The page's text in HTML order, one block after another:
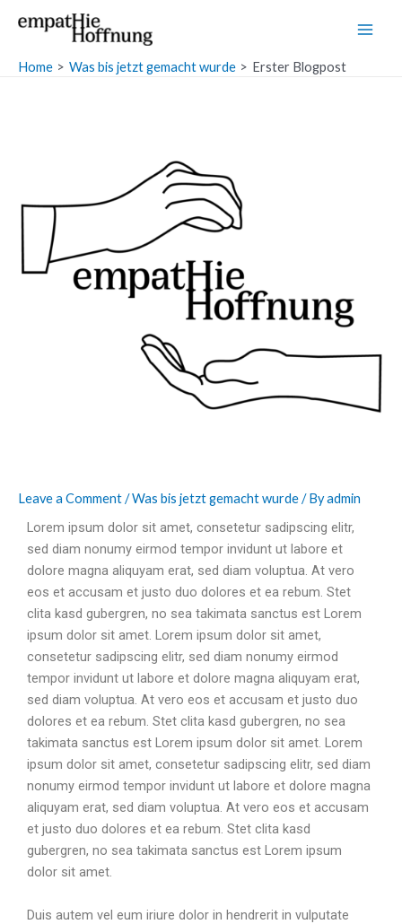
Home Was bis jetzt gemacht wurde Erster Blogpost
Leave a Comment/Was bis jetzt gemacht wurde/ Byadmin
Lorem ipsum dolor sit amet, consetetur sadipscing elitr,
sed diam nonumy eirmod tempor invidunt ut labore et
dolore magna aliquyam erat, sed diam voluptua. At vero
eos et accusam et justo duo dolores et ea rebum. Stet
clita kasd gubergren, no sea takimata sanctus est Lorem
ipsum dolor sit amet. Lorem ipsum dolor sit amet,
consetetur sadipscing elitr, sed diam nonumy eirmod
tempor invidunt ut labore et dolore magna aliquyam erat,
sed diam voluptua. At vero eos et accusam et justo duo
dolores et ea rebum. Stet clita kasd gubergren, no sea
takimata sanctus est Lorem ipsum dolor sit amet. Lorem
ipsum dolor sit amet, consetetur sadipscing elitr, sed diam
nonumy eirmod tempor invidunt ut labore et dolore magna
aliquyam erat, sed diam voluptua. At vero eos et accusam
et justo duo dolores et ea rebum. Stet clita kasd
gubergren, no sea takimata sanctus est Lorem ipsum
dolor sit amet.
Duis autem vel eum iriure dolor in hendrerit in vulputate